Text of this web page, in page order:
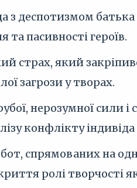
з деспотизмом
пасивності героїв.
страх, який
загрози у творах.
нерозумної сили і
конфлікту
спрямованих на
ролі творчості